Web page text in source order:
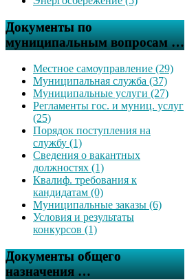
Документы по
муниципальным вопросам …
Местное самоуправление (29)
Муниципальная служба (37)
Муниципальные услуги (27)
Регламенты гос. и муниц. услуг
(25)
Порядок поступления на
службу (1)
Сведения о вакантных
должностях (1)
Квалиф. требования к
кандидатам (0)
Муниципальные заказы (6)
Условия и результаты
конкурсов (1)
Документы общего
назначения …